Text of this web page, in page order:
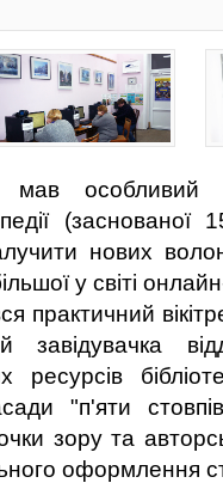
мав особливий
(заснованої
нових
у світі
ресурсів
"п'яти
зору та
оформлення